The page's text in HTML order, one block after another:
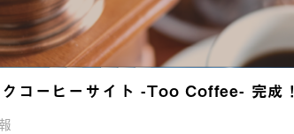
コーヒーサイト -Too Coffee- 完成！